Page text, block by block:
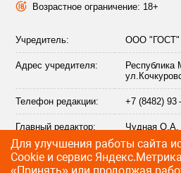
Возрастное ограничение: 18+
Учредитель: ООО "ГОСТ"
Адрес учредителя:
Республика
Телефон редакции: +7 (8482) 93
Главный редактор: Чудная О.А.
Адрес электронной
почты редакции:
Для улучшения работы сайта
Сookie и сервис